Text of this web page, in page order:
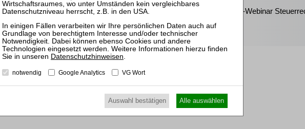
Mitarbeiter-Webinar
Insolvenz
Datenschutzhinweisen.
notwendig Google Analytics VG Wort
Auswahl bestätigen Alle auswählen